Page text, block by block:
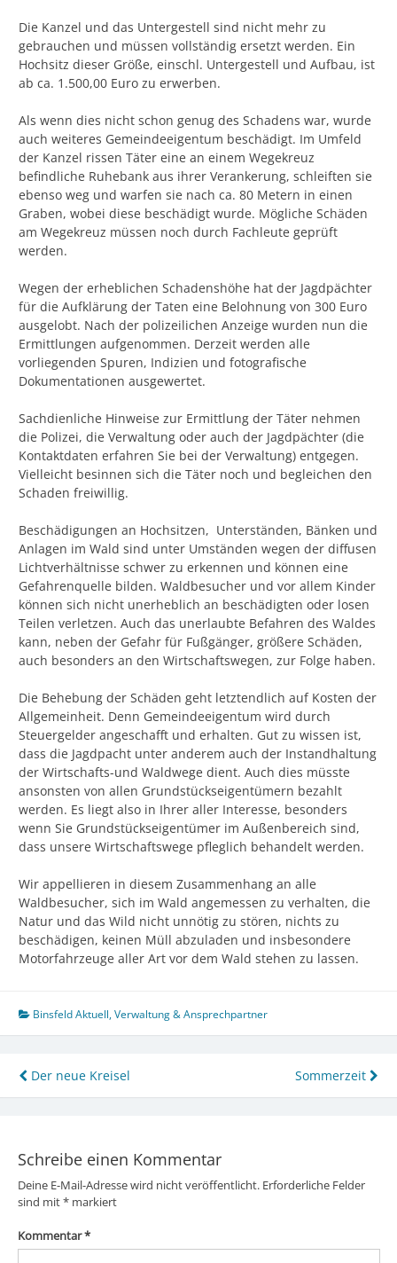
Die Kanzel und das Untergestell sind nicht mehr zu
gebrauchen und müssen vollständig ersetzt werden. Ein
Hochsitz dieser Größe, einschl. Untergestell und Aufbau, ist
ab ca. 1.500,00 Euro zu erwerben.
Als wenn dies nicht schon genug des Schadens war, wurde
auch weiteres Gemeindeeigentum beschädigt. Im Umfeld
der Kanzel rissen Täter eine an einem Wegekreuz
befindliche Ruhebank aus ihrer Verankerung, schleiften sie
ebenso weg und warfen sie nach ca. 80 Metern in einen
Graben, wobei diese beschädigt wurde. Mögliche Schäden
am Wegekreuz müssen noch durch Fachleute geprüft
werden.
Wegen der erheblichen Schadenshöhe hat der Jagdpächter
für die Aufklärung der Taten eine Belohnung von 300 Euro
ausgelobt. Nach der polizeilichen Anzeige wurden nun die
Ermittlungen aufgenommen. Derzeit werden alle
vorliegenden Spuren, Indizien und fotografische
Dokumentationen ausgewertet.
Sachdienliche Hinweise zur Ermittlung der Täter nehmen
die Polizei, die Verwaltung oder auch der Jagdpächter (die
Kontaktdaten erfahren Sie bei der Verwaltung) entgegen.
Vielleicht besinnen sich die Täter noch und begleichen den
Schaden freiwillig.
Beschädigungen an Hochsitzen, Unterständen, Bänken und
Anlagen im Wald sind unter Umständen wegen der diffusen
Lichtverhältnisse schwer zu erkennen und können eine
Gefahrenquelle bilden. Waldbesucher und vor allem Kinder
können sich nicht unerheblich an beschädigten oder losen
Teilen verletzen. Auch das unerlaubte Befahren des Waldes
kann, neben der Gefahr für Fußgänger, größere Schäden,
auch besonders an den Wirtschaftswegen, zur Folge haben.
Die Behebung der Schäden geht letztendlich auf Kosten der
Allgemeinheit. Denn Gemeindeeigentum wird durch
Steuergelder angeschafft und erhalten. Gut zu wissen ist,
dass die Jagdpacht unter anderem auch der Instandhaltung
der Wirtschafts-und Waldwege dient. Auch dies müsste
ansonsten von allen Grundstückseigentümern bezahlt
werden. Es liegt also in Ihrer aller Interesse, besonders
wenn Sie Grundstückseigentümer im Außenbereich sind,
dass unsere Wirtschaftswege pfleglich behandelt werden.
Wir appellieren in diesem Zusammenhang an alle
Waldbesucher, sich im Wald angemessen zu verhalten, die
Natur und das Wild nicht unnötig zu stören, nichts zu
beschädigen, keinen Müll abzuladen und insbesondere
Motorfahrzeuge aller Art vor dem Wald stehen zu lassen.
Binsfeld Aktuell,Verwaltung & Ansprechpartner
Beitragsnavigation
Der neue Kreisel Sommerzeit
Schreibe einen Kommentar
Deine E-Mail-Adresse wird nicht veröffentlicht. Erforderliche Felder
sind mit*markiert
Kommentar*